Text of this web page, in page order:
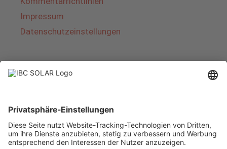
Impressum
Datenschutzeinstellungen
Über IBC SOLAR
von Energielösungen und Dienstleistungen im
Bereich Photovoltaik und Speicher. Das
Unternehmen bietet Komplettsysteme an und